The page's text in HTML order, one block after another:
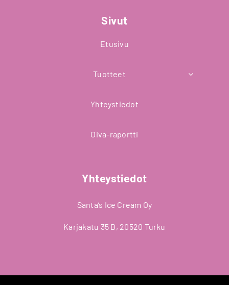
Yhteystiedot
Santa’s Ice Cream Oy
Karjakatu 35 B, 20520 Turku
Sivut
Etusivu
Tuotteet
Yhteystiedot
Oiva-raportti